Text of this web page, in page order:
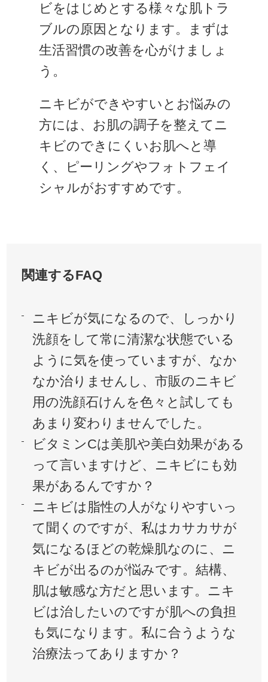
ビをはじめとする様々な肌トラ
ブルの原因となります。まずは
生活習慣の改善を心がけましょ
う。
ニキビができやすいとお悩みの
方には、お肌の調子を整えてニ
キビのできにくいお肌へと導
く、ピーリングやフォトフェイ
シャルがおすすめです。
関連するFAQ
ニキビが気になるので、しっかり
洗顔をして常に清潔な状態でいる
ように気を使っていますが、なか
なか治りませんし、市販のニキビ
用の洗顔石けんを色々と試しても
あまり変わりませんでした。
ビタミンCは美肌や美白効果がある
って言いますけど、ニキビにも効
果があるんですか？
ニキビは脂性の人がなりやすいっ
て聞くのですが、私はカサカサが
気になるほどの乾燥肌なのに、ニ
キビが出るのが悩みです。結構、
肌は敏感な方だと思います。ニキ
ビは治したいのですが肌への負担
も気になります。私に合うような
治療法ってありますか？